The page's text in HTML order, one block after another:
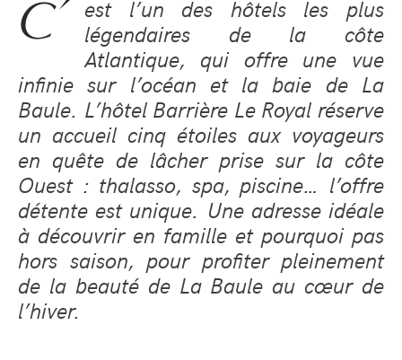
C’ est l’un des hôtels les plus
légendaires de la côte
Atlantique, qui offre une vue
infinie sur l’océan et la baie de La
Baule. L’hôtel Barrière Le Royal réserve
un accueil cinq étoiles aux voyageurs
en quête de lâcher prise sur la côte
Ouest : thalasso, spa, piscine… l’offre
détente est unique. Une adresse idéale
à découvrir en famille et pourquoi pas
hors saison, pour profiter pleinement
de la beauté de La Baule au cœur de
l’hiver.